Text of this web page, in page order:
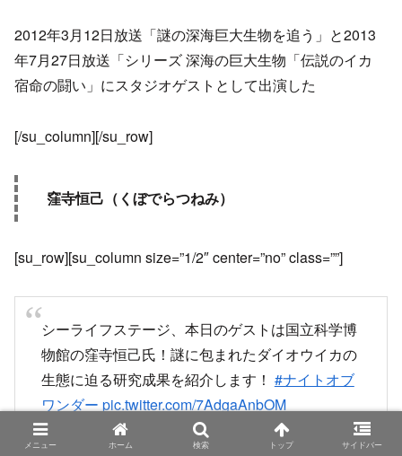
2012年3月12日放送「謎の深海巨大生物を追う」と2013
年7月27日放送「シリーズ 深海の巨大生物「伝説のイカ
宿命の闘い」にスタジオゲストとして出演した
[/su_column][/su_row]
窪寺恒己（くぼでらつねみ）
[su_row][su_column size=”1/2″ center=”no” class=””]
シーライフステージ、本日のゲストは国立科学博
物館の窪寺恒己氏！謎に包まれたダイオウイカの
生態に迫る研究成果を紹介します！ #ナイトオブ
ワンダーpic.twitter.com/7AdgaAnbOM
メニュー ホーム 検索 トップ サイドバー